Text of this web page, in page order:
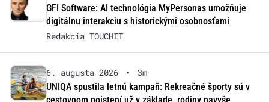
GFI Software: AI technológia MyPersonas umožňuje
digitálnu interakciu s historickými osobnosťami
Redakcia TOUCHIT
6. augusta 2026 •
3m
UNIQA spustila letnú kampaň: Rekreačné športy sú v
cestovnom poistení už v základe, rodiny navyše